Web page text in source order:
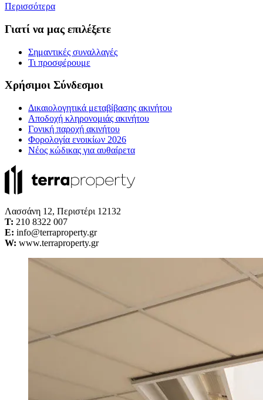
Περισσότερα
Γιατί να μας επιλέξετε
Σημαντικές συναλλαγές
Τι προσφέρουμε
Χρήσιμοι Σύνδεσμοι
Δικαιολογητικά μεταβίβασης ακινήτου
Αποδοχή κληρονομιάς ακινήτου
Γονική παροχή ακινήτου
Φορολογία ενοικίων 2026
Νέος κώδικας για αυθαίρετα
Λασσάνη 12, Περιστέρι 12132
Τ: 210 8322 007
E: info@terraproperty.gr
W: www.terraproperty.gr